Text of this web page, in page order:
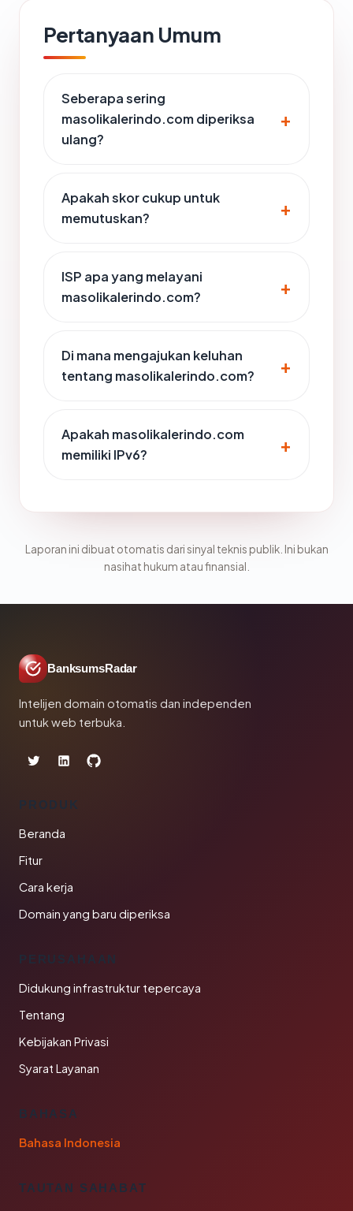
Pertanyaan Umum
Seberapa sering
masolikalerindo.com diperiksa
ulang?
Apakah skor cukup untuk
memutuskan?
ISP apa yang melayani
masolikalerindo.com?
Di mana mengajukan keluhan
tentang masolikalerindo.com?
Apakah masolikalerindo.com
memiliki IPv6?
Laporan ini dibuat otomatis dari sinyal teknis publik. Ini bukan
nasihat hukum atau finansial.
BanksumsRadar
Intelijen domain otomatis dan independen
untuk web terbuka.
PRODUK
Beranda
Fitur
Cara kerja
Domain yang baru diperiksa
PERUSAHAAN
Didukung infrastruktur tepercaya
Tentang
Kebijakan Privasi
Syarat Layanan
BAHASA
Bahasa Indonesia
TAUTAN SAHABAT